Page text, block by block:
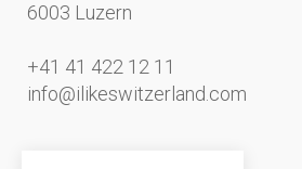
6003 Luzern
+41 41 422 12 11
info@ilikeswitzerland.com